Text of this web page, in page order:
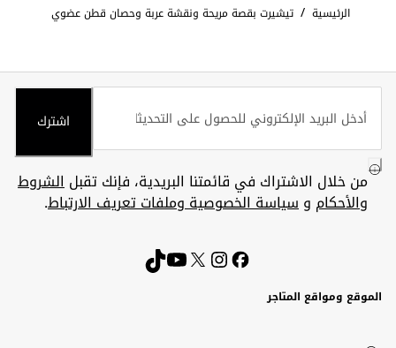
الرئيسية / تيشيرت بقصة مريحة ونقشة عربة وحصان قطن عضوي
اشترك
من خلال الاشتراك في قائمتنا البريدية، فإنك تقبلالشروط
والأحكام وسياسة الخصوصية وملفات تعريف الارتباط.
الموقع ومواقع المتاجر